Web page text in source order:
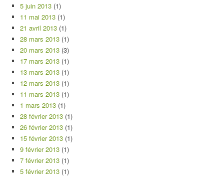
5 juin 2013 (1)
11 mai 2013 (1)
21 avril 2013 (1)
28 mars 2013 (1)
20 mars 2013 (3)
17 mars 2013 (1)
13 mars 2013 (1)
12 mars 2013 (1)
11 mars 2013 (1)
1 mars 2013 (1)
28 février 2013 (1)
26 février 2013 (1)
15 février 2013 (1)
9 février 2013 (1)
7 février 2013 (1)
5 février 2013 (1)